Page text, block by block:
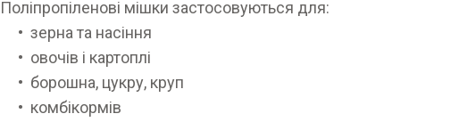
Поліпропіленові мішки застосовуються для:
зерна та насіння
овочів і картоплі
борошна, цукру, круп
комбікормів